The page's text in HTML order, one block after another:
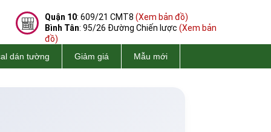
Quận 10: 609/21 CMT8 (Xem bản đồ)
Bình Tân: 95/26 Đường Chiến lược (Xem bản
đồ)
dán tường
Giảm giá Mẫu mới